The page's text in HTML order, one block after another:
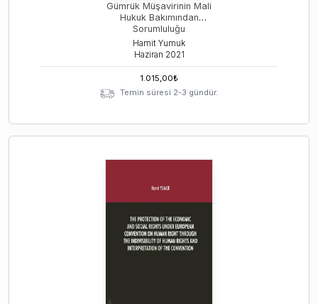
Gümrük Müşavirinin Mali
Hukuk Bakımından
Sorumluluğu
Hamit Yumuk
Haziran 2021
1.015,00₺
Temin süresi 2-3 gündür.